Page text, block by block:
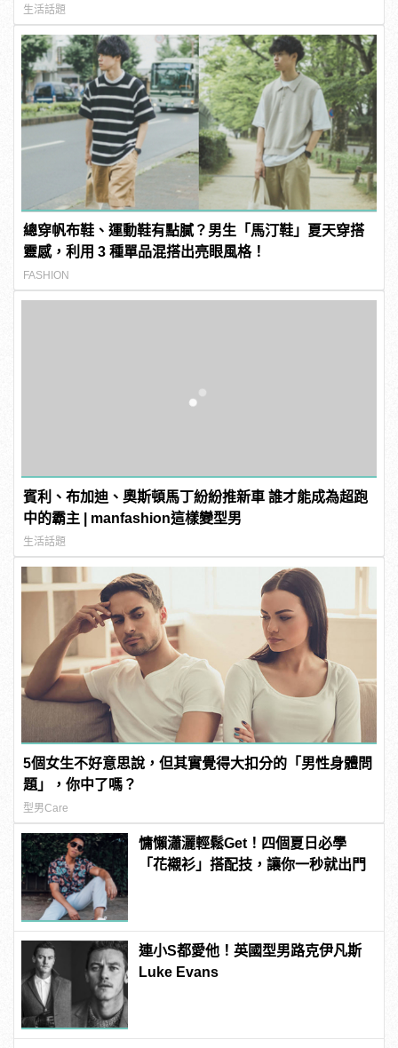
生活話題
總穿帆布鞋、運動鞋有點膩？男生「馬汀鞋」夏天穿搭
靈感，利用 3 種單品混搭出亮眼風格！
FASHION
賓利、布加迪、奧斯頓馬丁紛紛推新車 誰才能成為超跑
中的霸主 | manfashion這樣變型男
生活話題
5個女生不好意思說，但其實覺得大扣分的「男性身體問
題」，你中了嗎？
型男Care
慵懶瀟灑輕鬆Get！四個夏日必學
「花襯衫」搭配技，讓你一秒就出門
連小S都愛他！英國型男路克伊凡斯
Luke Evans